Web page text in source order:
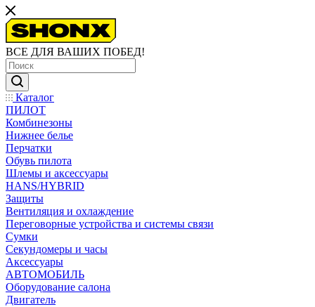
ВСЕ ДЛЯ ВАШИХ ПОБЕД!
Каталог
ПИЛОТ
Комбинезоны
Нижнее белье
Перчатки
Обувь пилота
Шлемы и аксессуары
HANS/HYBRID
Защиты
Вентиляция и охлаждение
Переговорные устройства и системы связи
Сумки
Секундомеры и часы
Аксессуары
АВТОМОБИЛЬ
Оборудование салона
Двигатель